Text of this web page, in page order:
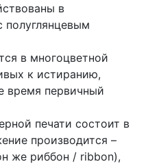
в
полуглянцевым
в многоцветной
к истиранию,
время первичный
печати состоит в
производится –
же риббон / ribbon),